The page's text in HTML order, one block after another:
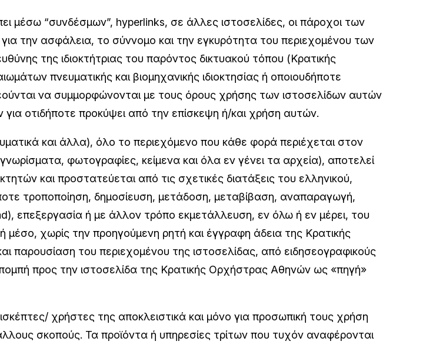
μέσω “συνδέσμων”, hyperlinks, σε άλλες ιστοσελίδες, οι πάροχοι των
για την ασφάλεια, το σύννομο και την εγκυρότητα του περιεχομένου των
της ιδιοκτήτριας του παρόντος δικτυακού τόπου (Κρατικής
πνευματικής και βιομηχανικής ιδιοκτησίας ή οποιουδήποτε
να συμμορφώνονται με τους όρους χρήσης των ιστοσελίδων αυτών
οτιδήποτε προκύψει από την επίσκεψη ή/και χρήση αυτών.
και άλλα), όλο το περιεχόμενο που κάθε φορά περιέχεται στον
φωτογραφίες, κείμενα και όλα εν γένει τα αρχεία), αποτελεί
και προστατεύεται από τις σχετικές διατάξεις του ελληνικού,
τροποποίηση, δημοσίευση, μετάδοση, μεταβίβαση, αναπαραγωγή,
επεξεργασία ή με άλλον τρόπο εκμετάλλευση, εν όλω ή εν μέρει, του
μέσο, χωρίς την προηγούμενη ρητή και έγγραφη άδεια της Κρατικής
του περιεχομένου της ιστοσελίδας, από ειδησεογραφικούς
προς την ιστοσελίδα της Κρατικής Ορχήστρας Αθηνών ως «πηγή»
χρήστες της αποκλειστικά και μόνο για προσωπική τους χρήση
σκοπούς. Τα προϊόντα ή υπηρεσίες τρίτων που τυχόν αναφέρονται